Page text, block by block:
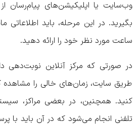
وب‌سایت یا اپلیکیشن‌های پیام‌رسان
بگیرید. در این مرحله، باید اطلاعاتی
ساعت مورد نظر خود را ارائه دهید.
در صورتی که مرکز آنلاین نوبت‌دهی
طریق سایت، زمان‌های خالی را مشاهده
کنید. همچنین، در بعضی مراکز،
تلفنی انجام می‌شود که در آن باید با